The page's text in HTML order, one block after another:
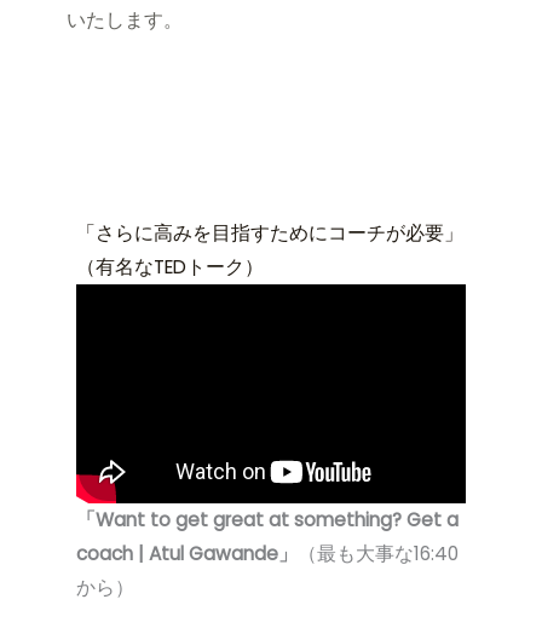
いたします。
「さらに高みを目指すためにコーチが必要」
（有名なTEDトーク）
「Want to get great at something? Get a
coach | Atul Gawande」
（最も大事な16:40
から）